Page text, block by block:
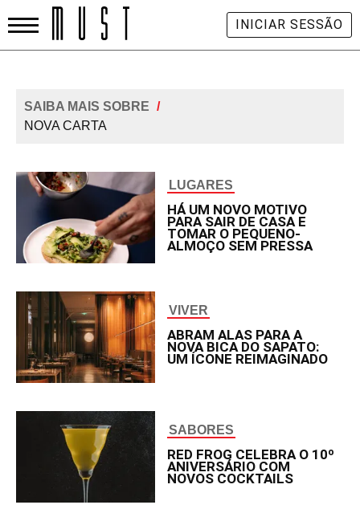
INICIAR SESSÃO
SAIBA MAIS SOBRE /
NOVA CARTA
LUGARES
HÁ UM NOVO MOTIVO
PARA SAIR DE CASA E
TOMAR O PEQUENO-
ALMOÇO SEM PRESSA
VIVER
ABRAM ALAS PARA A
NOVA BICA DO SAPATO:
UM ÍCONE REIMAGINADO
SABORES
RED FROG CELEBRA O 10º
ANIVERSÁRIO COM
NOVOS COCKTAILS